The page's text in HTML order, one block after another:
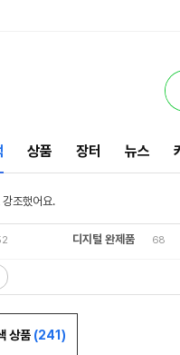
상품 장터 뉴스
강조했어요.
디지털 완제품 68
상품 (241)